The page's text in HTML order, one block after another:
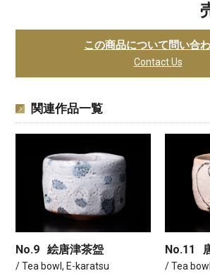
この商品について問い合
Contact Us
関連作品一覧
No.9 絵唐津茶盌
/ Tea bowl, E-karatsu
No.11
/ Tea